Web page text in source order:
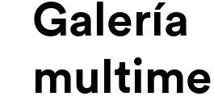
Galería